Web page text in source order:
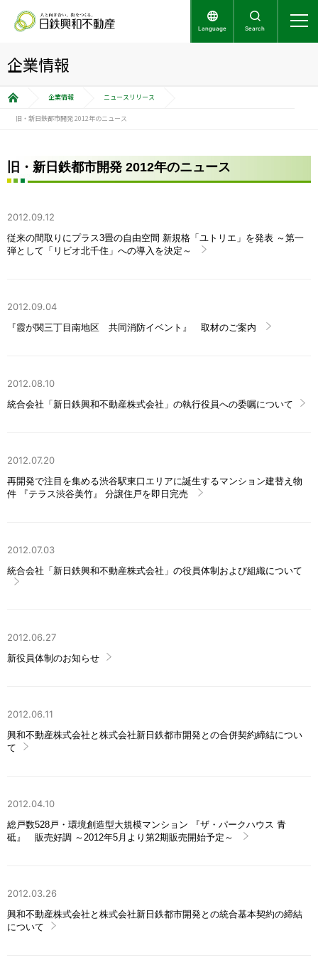
Language Search
企業情報
企業情報 ニュースリリース
旧・新日鉄都市開発 2012年のニュース
旧・新日鉄都市開発 2012年のニュース
2012.09.12
従来の間取りにプラス3畳の自由空間 新規格「ユトリエ」を発表 ～第一
弾として「リビオ北千住」への導入を決定～
2012.09.04
『霞が関三丁目南地区 共同消防イベント』 取材のご案内
2012.08.10
統合会社「新日鉄興和不動産株式会社」の執行役員への委嘱について
2012.07.20
再開発で注目を集める渋谷駅東口エリアに誕生するマンション建替え物
件 『テラス渋谷美竹』 分譲住戸を即日完売
2012.07.03
統合会社「新日鉄興和不動産株式会社」の役員体制および組織について
2012.06.27
新役員体制のお知らせ
2012.06.11
興和不動産株式会社と株式会社新日鉄都市開発との合併契約締結につい
て
2012.04.10
総戸数528戸・環境創造型大規模マンション 『ザ・パークハウス 青
砥』 販売好調 ～2012年5月より第2期販売開始予定～
2012.03.26
興和不動産株式会社と株式会社新日鉄都市開発との統合基本契約の締結
について